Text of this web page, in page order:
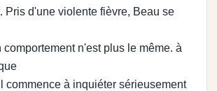
Pris d'une violente fièvre, Beau se
comportement n'est plus le même. à
commence à inquiéter sérieusement